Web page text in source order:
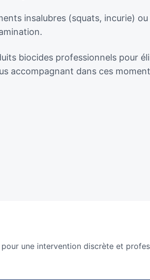
insalubres (squats, incurie)
biocides professionnels pour
accompagnant dans ces
une intervention discrète et